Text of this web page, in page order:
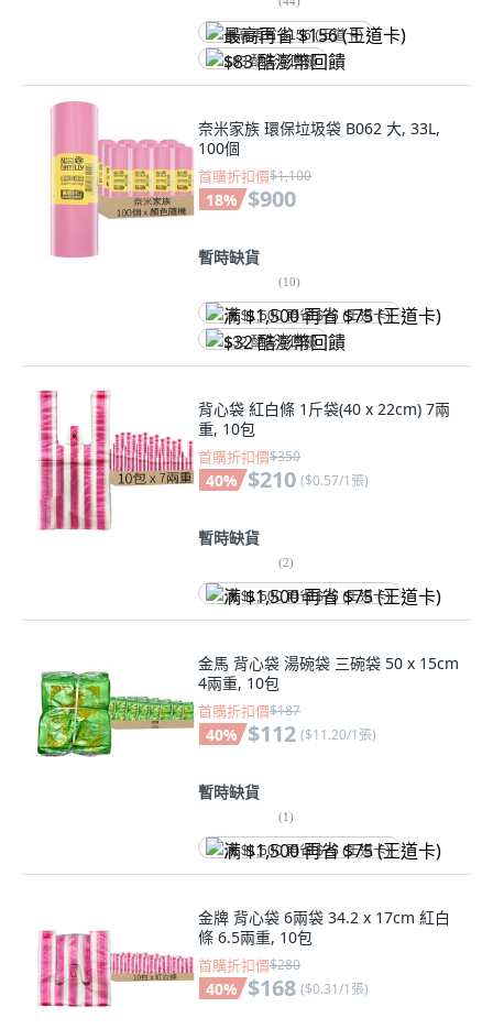
最高再省 $156 (王道卡)
$83 酷澎幣回饋
奈米家族 環保垃圾袋 B062 大, 33L,
100個
首購折扣價$1,100
18% $900
暫時缺貨
(10)
满 $1,500 再省 $75 (王道卡)
$32 酷澎幣回饋
背心袋 紅白條 1斤袋(40 x 22cm) 7兩
重, 10包
首購折扣價$350
40% $210 ($0.57/1張)
暫時缺貨
(2)
满 $1,500 再省 $75 (王道卡)
金馬 背心袋 湯碗袋 三碗袋 50 x 15cm
4兩重, 10包
首購折扣價$187
40% $112 ($11.20/1張)
暫時缺貨
(1)
满 $1,500 再省 $75 (王道卡)
金牌 背心袋 6兩袋 34.2 x 17cm 紅白
條 6.5兩重, 10包
首購折扣價$280
40% $168 ($0.31/1張)